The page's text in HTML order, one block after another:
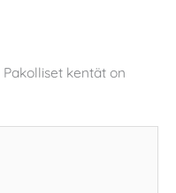
Pakolliset kentät on